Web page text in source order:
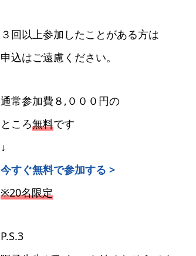
３回以上参加したことがある方は
申込はご遠慮ください。
通常参加費８,０００円の
ところ無料です
↓
今すぐ無料で参加する >
※20名限定
P.S.3